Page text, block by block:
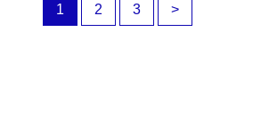
1 2 3 >